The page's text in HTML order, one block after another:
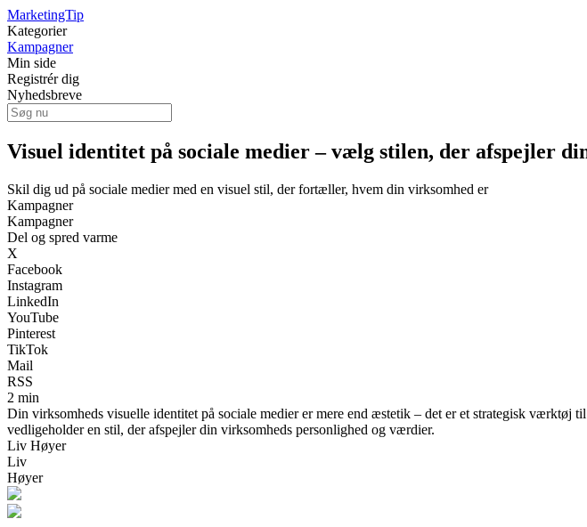
MarketingTip
Kategorier
Kampagner
Min side
Registrér dig
Nyhedsbreve
Visuel identitet på sociale medier – vælg stilen, der afspejler
Skil dig ud på sociale medier med en visuel stil, der fortæller, hvem din virksomhed er
Kampagner
Kampagner
Del og spred varme
X
Facebook
Instagram
LinkedIn
YouTube
Pinterest
TikTok
Mail
RSS
2 min
Din virksomheds visuelle identitet på sociale medier er mere end æstetik – det er et strategisk
vedligeholder en stil, der afspejler din virksomheds personlighed og værdier.
Liv Høyer
Liv
Høyer